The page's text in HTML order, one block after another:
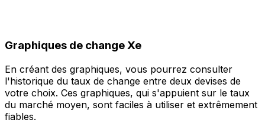
Graphiques de change Xe
En créant des graphiques, vous pourrez consulter
l'historique du taux de change entre deux devises de
votre choix. Ces graphiques, qui s'appuient sur le taux
du marché moyen, sont faciles à utiliser et extrêmement
fiables.